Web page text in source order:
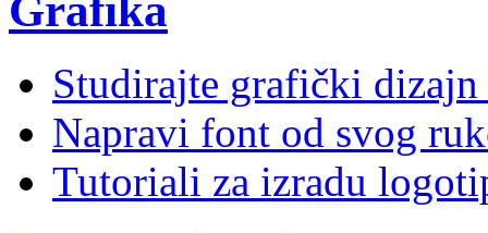
Grafika
Studirajte grafički dizajn
Napravi font od svog
Tutoriali za izradu